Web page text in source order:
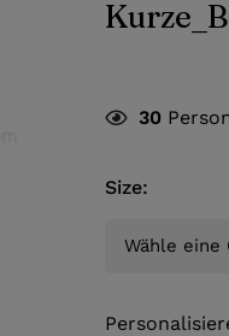
30
Size: